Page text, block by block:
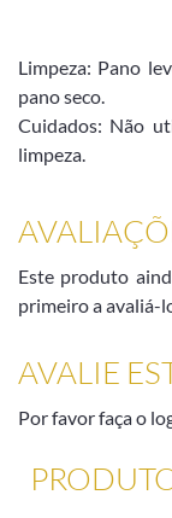
Limpeza: Pano
pano seco.
Cuidados: Não
limpeza.
Este produto
primeiro a avaliá-
AVALIE
Por favor faça o